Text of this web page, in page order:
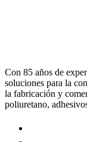
Con 85 años de
soluciones para la
la fabricación y
poliuretano,